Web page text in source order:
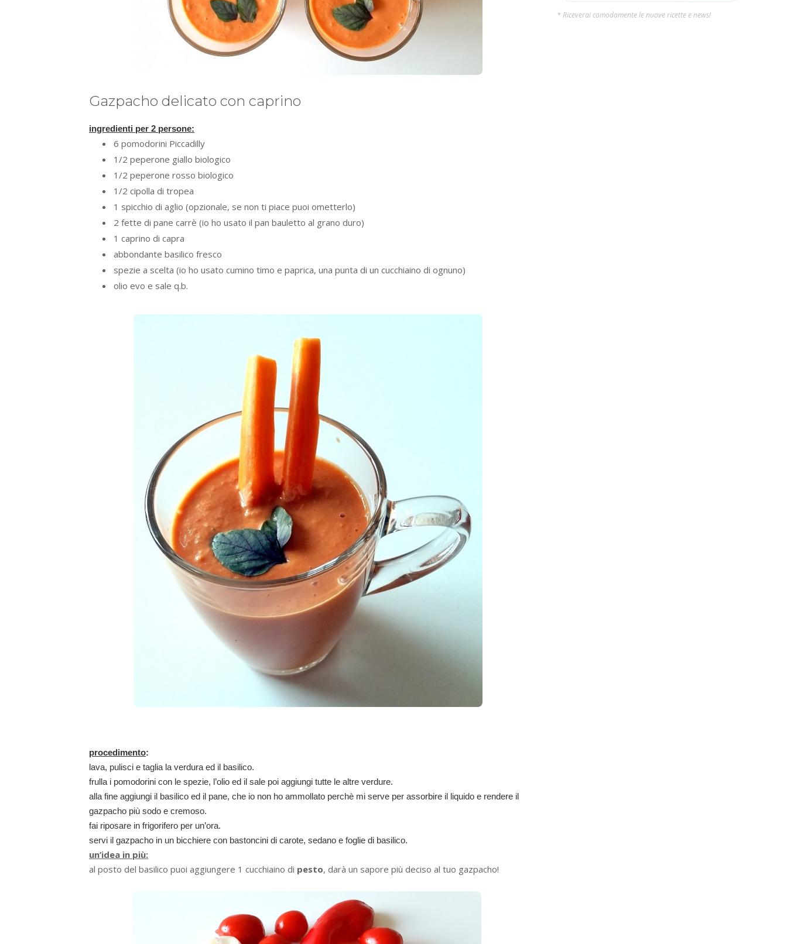
Gazpacho delicato con caprino
ingredienti per 2 persone:
6 pomodorini Piccadilly
1/2 peperone giallo biologico
1/2 peperone rosso biologico
1/2 cipolla di tropea
1 spicchio di aglio (opzionale, se non ti piace puoi ometterlo)
2 fette di pane carrè (io ho usato il pan bauletto al grano duro)
1 caprino di capra
abbondante basilico fresco
spezie a scelta (io ho usato cumino timo e paprica, una punta di un cucchiaino di ognuno)
olio evo e sale q.b.
procedimento:
lava, pulisci e taglia la verdura ed il basilico.
frulla i pomodorini con le spezie, l’olio ed il sale poi aggiungi tutte le altre verdure.
alla fine aggiungi il basilico ed il pane, che io non ho ammollato perchè mi serve per assorbire il liquido e rendere il
gazpacho più sodo e cremoso.
fai riposare in frigorifero per un’ora.
servi il gazpacho in un bicchiere con bastoncini di carote, sedano e foglie di basilico.
un’idea in più:
al posto del basilico puoi aggiungere 1 cucchiaino di pesto, darà un sapore più deciso al tuo gazpacho!
* Riceverai comodamente le nuove ricette e news!